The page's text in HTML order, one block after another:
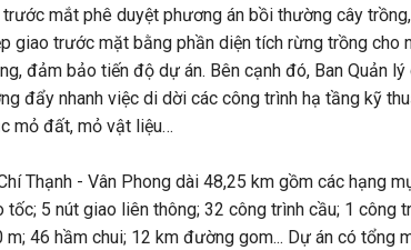
trước mắt phê duyệt phương án bồi thường cây
giao trước mặt bằng phần diện tích rừng trồng cho
đảm bảo tiến độ dự án. Bên cạnh đó, Ban Quản lý
đẩy nhanh việc di dời các công trình hạ tầng kỹ
mỏ đất, mỏ vật liệu…
Thạnh - Vân Phong dài 48,25 km gồm các hạng
5 nút giao liên thông; 32 công trình cầu; 1 công
46 hầm chui; 12 km đường gom... Dự án có tổng